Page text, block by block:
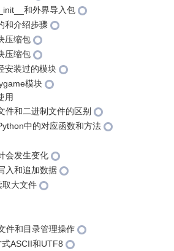
和外界导入包
和介绍步骤
压缩包
压缩包
安装过的模块
模块
用
件和二进制文件的区别
中的对应函数和方法
会发生变化
入和追加数据
取大文件
件和目录管理操作
ASCII和UTF8